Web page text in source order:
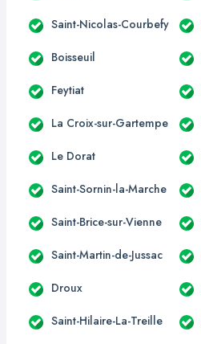
Saint-Nicolas-Courbefy
Boisseuil
Feytiat
La Croix-sur-Gartempe
Le Dorat
Saint-Sornin-la-Marche
Saint-Brice-sur-Vienne
Saint-Martin-de-Jussac
Droux
Saint-Hilaire-La-Treille